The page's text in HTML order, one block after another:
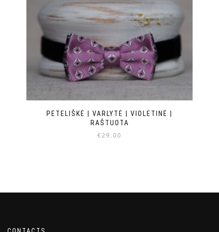
PETELIŠKĖ | VARLYTĖ | VIOLETINĖ |
RAŠTUOTA
€29.00